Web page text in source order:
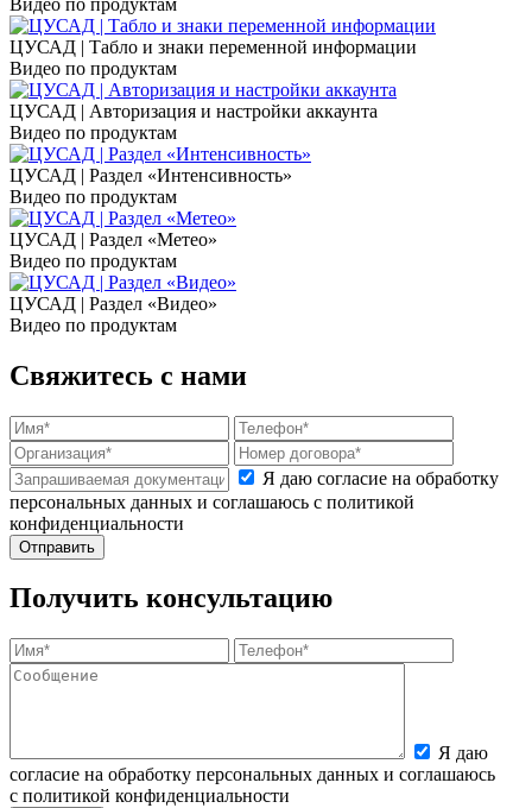
ЦУСАД | Табло и знаки переменной информации
Видео по продуктам
ЦУСАД | Авторизация и настройки аккаунта
Видео по продуктам
ЦУСАД | Раздел «Интенсивность»
Видео по продуктам
ЦУСАД | Раздел «Метео»
Видео по продуктам
ЦУСАД | Раздел «Видео»
Видео по продуктам
Свяжитесь с нами
Я даю согласие на обработку
персональных данных и соглашаюсь с политикой
конфиденциальности
Получить консультацию
Я даю
согласие на обработку персональных данных и соглашаюсь
с политикой конфиденциальности